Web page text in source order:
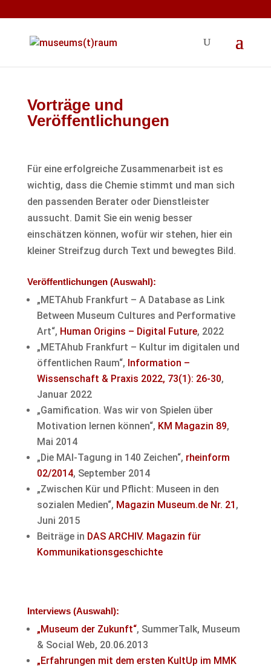
Vorträge und
Veröffentlichungen
Für eine erfolgreiche Zusammenarbeit ist es
wichtig, dass die Chemie stimmt und man sich
den passenden Berater oder Dienstleister
aussucht. Damit Sie ein wenig besser
einschätzen können, wofür wir stehen, hier ein
kleiner Streifzug durch Text und bewegtes Bild.
Veröffentlichungen (Auswahl):
„METAhub Frankfurt – A Database as Link
Between Museum Cultures and Performative
Art“, Human Origins – Digital Future, 2022
„METAhub Frankfurt – Kultur im digitalen und
öffentlichen Raum“, Information –
Wissenschaft & Praxis 2022, 73(1): 26-30,
Januar 2022
„Gamification. Was wir von Spielen über
Motivation lernen können“, KM Magazin 89,
Mai 2014
„Die MAI-Tagung in 140 Zeichen“, rheinform
02/2014, September 2014
„Zwischen Kür und Pflicht: Museen in den
sozialen Medien“, Magazin Museum.de Nr. 21 ,
Juni 2015
Beiträge in DAS ARCHIV. Magazin für
Kommunikationsgeschichte
Interviews (Auswahl):
„Museum der Zukunft“, SummerTalk, Museum
& Social Web, 20.06.2013
„Erfahrungen mit dem ersten KultUp im MMK